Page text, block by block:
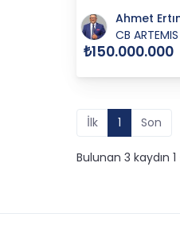
Ahmet
CB ARTEMIS
₺150.000.000
İlk 1 Son
Bulunan 3 kaydın